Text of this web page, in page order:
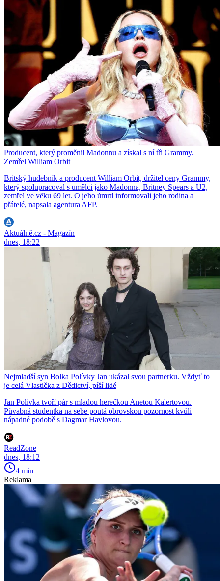
Producent, který proměnil Madonnu a získal s ní tři Grammy.
Zemřel William Orbit
Britský hudebník a producent William Orbit, držitel ceny Grammy,
který spolupracoval s umělci jako Madonna, Britney Spears a U2,
zemřel ve věku 69 let. O jeho úmrtí informovali jeho rodina a
přátelé, napsala agentura AFP.
Aktuálně.cz - Magazín
dnes, 18:22
Nejmladší syn Bolka Polívky Jan ukázal svou partnerku. Vždyť to
je celá Vlastička z Dědictví, píší lidé
Jan Polívka tvoří pár s mladou herečkou Anetou Kalertovou.
Půvabná studentka na sebe poutá obrovskou pozornost kvůli
nápadné podobě s Dagmar Havlovou.
ReadZone
dnes, 18:12
4 min
Reklama